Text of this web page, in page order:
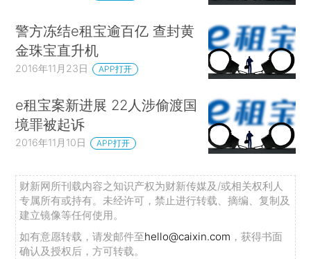
警方冻结e租宝逾百亿 查封黄
金珠宝直升机
2016年11月23日 APP打开
e租宝案新进展 22人涉偷渡国
境罪被起诉
2016年11月10日 APP打开
财新网所刊载内容之知识产权为财新传媒及/或相关权利人
专属所有或持有。未经许可，禁止进行转载、摘编、复制及
建立镜像等任何使用。
如有意愿转载，请发邮件至hello@caixin.com ，获得书面
确认及授权后，方可转载。